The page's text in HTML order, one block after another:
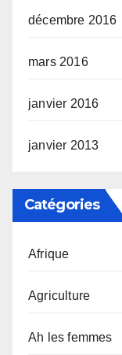
décembre 2016
mars 2016
janvier 2016
janvier 2013
Catégories
Afrique
Agriculture
Ah les femmes